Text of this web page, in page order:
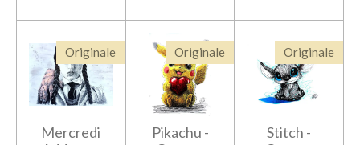
Originale
Mercredi
Originale
Pikachu -
Originale
Stitch -